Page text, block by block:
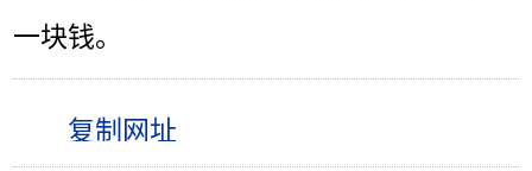
一块钱。